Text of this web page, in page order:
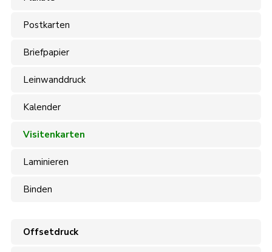
Postkarten
Briefpapier
Leinwanddruck
Kalender
Visitenkarten
Laminieren
Binden
Offsetdruck